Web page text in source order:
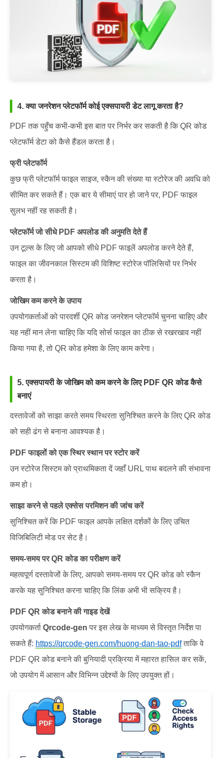
4. क्या जनरेशन प्लेटफॉर्म कोई एक्सपायरी डेट लागू करता है?
PDF तक पहुँच कभी-कभी इस बात पर निर्भर कर सकती है कि QR कोड
प्लेटफॉर्म डेटा को कैसे हैंडल करता है।
फ्री प्लेटफॉर्म
कुछ फ्री प्लेटफॉर्म फाइल साइज, स्कैन की संख्या या स्टोरेज की अवधि को
सीमित कर सकते हैं। एक बार ये सीमाएं पार हो जाने पर, PDF फाइल
सुलभ नहीं रह सकती है।
प्लेटफॉर्म जो सीधे PDF अपलोड की अनुमति देते हैं
उन टूल्स के लिए जो आपको सीधे PDF फाइलें अपलोड करने देते हैं,
फाइल का जीवनकाल सिस्टम की विशिष्ट स्टोरेज पॉलिसियों पर निर्भर
करता है।
जोखिम कम करने के उपाय
उपयोगकर्ताओं को पारदर्शी QR कोड जनरेशन प्लेटफॉर्म चुनना चाहिए और
यह नहीं मान लेना चाहिए कि यदि सोर्स फाइल का ठीक से रखरखाव नहीं
किया गया है, तो QR कोड हमेशा के लिए काम करेगा।
5. एक्सपायरी के जोखिम को कम करने के लिए PDF QR कोड कैसे
बनाएं
दस्तावेजों को साझा करते समय स्थिरता सुनिश्चित करने के लिए QR कोड
को सही ढंग से बनाना आवश्यक है।
PDF फाइलों को एक स्थिर स्थान पर स्टोर करें
उन स्टोरेज सिस्टम को प्राथमिकता दें जहाँ URL पाथ बदलने की संभावना
कम हो।
साझा करने से पहले एक्सेस परमिशन की जांच करें
सुनिश्चित करें कि PDF फाइल आपके लक्षित दर्शकों के लिए उचित
विजिबिलिटी मोड पर सेट है।
समय-समय पर QR कोड का परीक्षण करें
महत्वपूर्ण दस्तावेजों के लिए, आपको समय-समय पर QR कोड को स्कैन
करके यह सुनिश्चित करना चाहिए कि लिंक अभी भी सक्रिय है।
PDF QR कोड बनाने की गाइड देखें
उपयोगकर्ता Qrcode-gen पर इस लेख के माध्यम से विस्तृत निर्देश पा
सकते हैं: https://qrcode-gen.com/huong-dan-tao-pdfताकि वे
PDF QR कोड बनाने की बुनियादी प्रक्रिया में महारत हासिल कर सकें,
जो उपयोग में आसान और विभिन्न उद्देश्यों के लिए उपयुक्त हों।